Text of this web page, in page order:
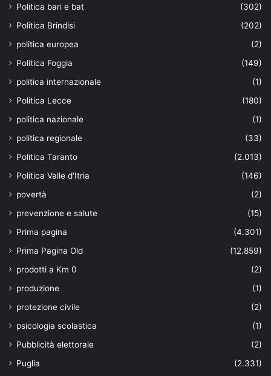
Politica bari e bat
(302)
Politica Brindisi
(202)
politica europea
(2)
Politica Foggia
(149)
politica internazionale
(1)
Politica Lecce
(180)
politica nazionale
(1)
politica regionale
(33)
Politica Taranto
(2.013)
Politica Valle d'Itria
(146)
povertà
(2)
prevenzione e salute
(15)
Prima pagina
(4.301)
Prima Pagina Old
(12.859)
prodotti a Km 0
(2)
produzione
(1)
protezione civile
(2)
psicologia scolastica
(1)
Pubblicità elettorale
(2)
Puglia
(2.331)